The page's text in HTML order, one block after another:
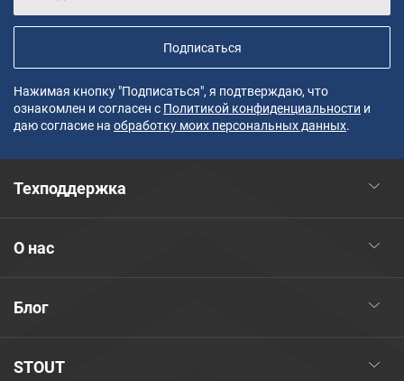
Подписаться
Нажимая кнопку "Подписаться", я подтверждаю, что
ознакомлен и согласен с Политикой конфиденциальности и
даю согласие на обработку моих персональных данных.
STOUT
Блог
О нас
Техподдержка